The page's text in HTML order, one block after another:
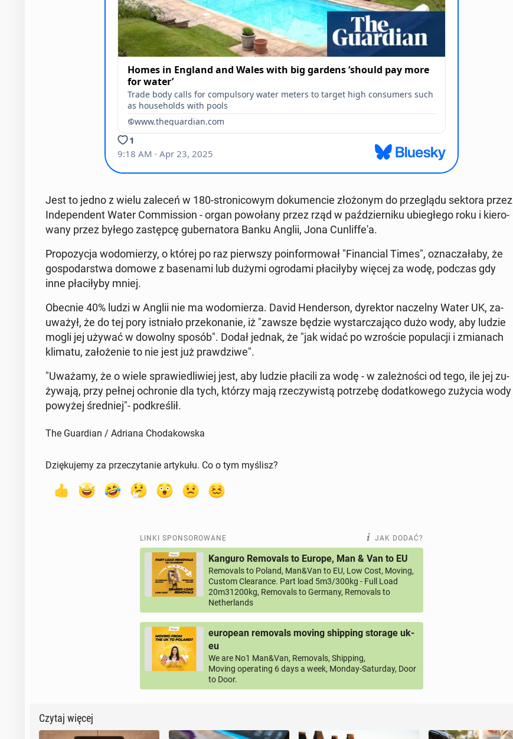
Jest to jedno z wielu zaleceń w 180-stro­ni­co­wym do­ku­men­cie zło­żo­nym do prze­glą­du sektora przez
In­de­pen­dent Water Com­mis­sion - organ po­wo­ła­ny przez rząd w paź­dzier­ni­ku ubie­głe­go roku i kie­ro­
wa­ny przez byłego za­stęp­cę gu­ber­na­to­ra Banku Anglii, Jona Cun­lif­fe­'a.
Pro­po­zy­cja wo­do­mie­rzy, o której po raz pierw­szy po­in­for­mo­wał "Fi­nan­cial Times", ozna­cza­ła­by, że
go­spo­dar­stwa domowe z ba­se­na­mi lub dużymi ogro­da­mi pła­ci­ły­by więcej za wodę, podczas gdy
inne pła­ci­ły­by mniej.
Obecnie 40% ludzi w Anglii nie ma wo­do­mie­rza. David Hen­der­son, dy­rek­tor na­czel­ny Water UK, za­
uwa­żył, że do tej pory ist­nia­ło prze­ko­na­nie, iż "​​zaw­sze będzie wy­star­cza­ją­co dużo wody, aby ludzie
mogli jej używać w dowolny sposób". Dodał jednak, że "jak widać po wzro­ście po­pu­la­cji i zmia­nach
klimatu, za­ło­że­nie to nie jest już praw­dzi­we".
"Uważamy, że o wiele spra­wie­dli­wiej jest, aby ludzie płacili za wodę - w za­leż­no­ści od tego, ile jej zu­
ży­wa­ją, przy pełnej ochro­nie dla tych, którzy mają rze­czy­wi­stą po­trze­bę do­dat­ko­we­go zużycia wody
powyżej śred­niej"- pod­kre­ślił.
The Guardian / Adriana Chodakowska
Dziękujemy za przeczytanie artykułu. Co o tym myślisz?
LINKI SPONSOROWANE JAK DODAĆ?
Kanguro Removals to Europe, Man & Van to EU
Removals to Poland, Man&Van to EU, Low Cost, Moving,
Custom Clearance. Part load 5m3/300kg - Full Load
20m31200kg, Removals to Germany, Removals to
Netherlands
european removals moving shipping storage uk-
eu
We are No1 Man&Van, Removals, Shipping,
Moving operating 6 days a week, Monday-Saturday, Door
to Door.
Czytaj więcej